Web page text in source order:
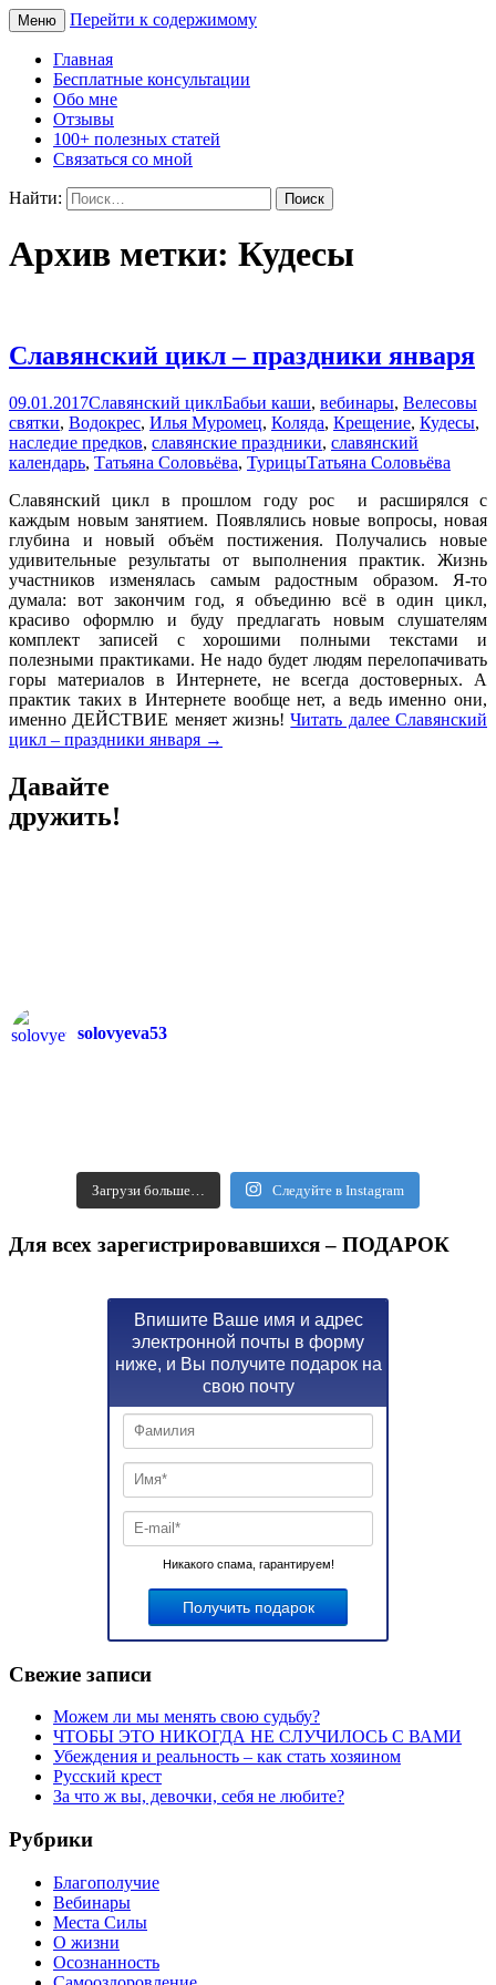
Свет Радости
Меню Перейти к содержимому
Главная
Бесплатные консультации
Обо мне
Отзывы
100+ полезных статей
Связаться со мной
Найти:
Архив метки: Кудесы
Славянский цикл – праздники января
09.01.2017Славянский циклБабьи каши, вебинары, Велесовы
святки, Водокрес, Илья Муромец, Коляда, Крещение, Кудесы,
наследие предков, славянские праздники, славянский
календарь, Татьяна Соловьёва, ТурицыТатьяна Соловьёва
Славянский цикл в прошлом году рос и расширялся с
каждым новым занятием. Появлялись новые вопросы, новая
глубина и новый объём постижения. Получались новые
удивительные результаты от выполнения практик. Жизнь
участников изменялась самым радостным образом. Я-то
думала: вот закончим год, я объединю всё в один цикл,
красиво оформлю и буду предлагать новым слушателям
комплект записей с хорошими полными текстами и
полезными практиками. Не надо будет людям перелопачивать
горы материалов в Интернете, не всегда достоверных. А
практик таких в Интернете вообще нет, а ведь именно они,
именно ДЕЙСТВИЕ меняет жизнь!Читать далееСлавянский
цикл – праздники января →
Давайте
дружить!
solovyeva53
Загрузи больше… Следуйте в Instagram
Для всех зарегистрировавшихся – ПОДАРОК
Впишите Ваше имя и адрес
электронной почты в форму
ниже, и Вы получите подарок на
свою почту
Никакого спама, гарантируем!
Свежие записи
Можем ли мы менять свою судьбу?
ЧТОБЫ ЭТО НИКОГДА НЕ СЛУЧИЛОСЬ С ВАМИ
Убеждения и реальность – как стать хозяином
Русский крест
За что ж вы, девочки, себя не любите?
Рубрики
Благополучие
Вебинары
Места Силы
О жизни
Осознанность